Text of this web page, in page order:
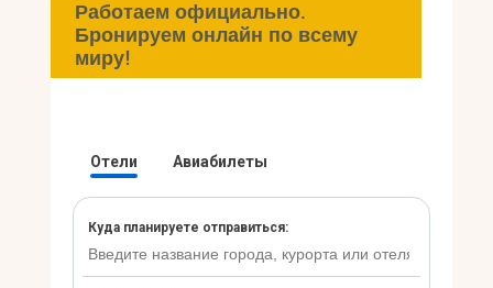
Инфо
Блог
Укр
Работаем официально.
Бронируем онлайн по всему
миру!